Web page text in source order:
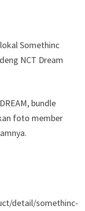
Somethinc
NCT Dream
bundle
foto member
detail/somethinc-